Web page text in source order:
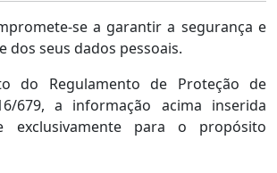
se a garantir a segurança e
dos seus dados pessoais.
do Regulamento de Proteção de
679, a informação acima inserida
exclusivamente para o propósito